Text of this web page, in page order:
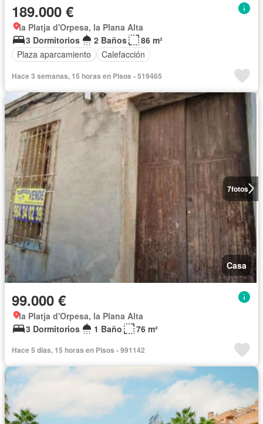
189.000 €
la Platja d'Orpesa, la Plana Alta
3 Dormitorios
2 Baños
86 m²
Plaza aparcamiento
Calefacción
Hace 3 semanas, 15 horas en Pisos - 519465
7fotos
Casa
99.000 €
la Platja d'Orpesa, la Plana Alta
3 Dormitorios
1 Baño 76 m²
Hace 5 días, 15 horas en Pisos - 991142